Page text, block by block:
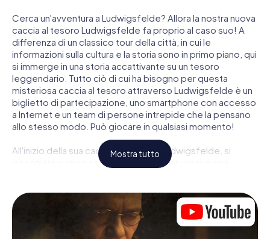
Cerca un'avventura a Ludwigsfelde? Allora la nostra nuova
caccia al tesoro Ludwigsfelde fa proprio al caso suo! A
differenza di un classico tour della città, in cui le
informazioni sulla cultura e la storia sono in primo piano, qui
si immerge in una storia accattivante su un tesoro
leggendario. Tutto ciò di cui ha bisogno per questa
misteriosa caccia al tesoro attraverso Ludwigsfelde è un
biglietto di partecipazione, uno smartphone con accesso
a Internet e un team di persone intrepide che la pensano
allo stesso modo. Può giocare in qualsiasi momento!
All'inizio della sua caccia al tesoro a Ludwigsfelde, si
incontrerà in una posizione centrale per una riunione
chi ha quello che serve per essere un code breaker? Nella
nostra caccia al tesoro a Ludwigsfelde c'è un ruolo adatto
per ogni giocatore.
Mostra tutto